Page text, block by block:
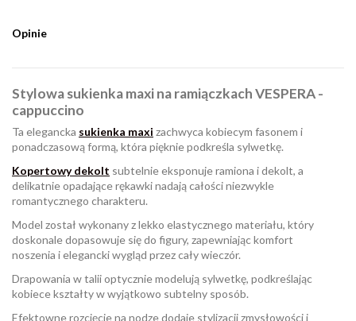
Opinie
Stylowa sukienka maxi na ramiączkach VESPERA -
cappuccino
Ta elegancka sukienka maxi zachwyca kobiecym fasonem i
ponadczasową formą, która pięknie podkreśla sylwetkę.
Kopertowy dekolt subtelnie eksponuje ramiona i dekolt, a
delikatnie opadające rękawki nadają całości niezwykle
romantycznego charakteru.
Model został wykonany z lekko elastycznego materiału, który
doskonale dopasowuje się do figury, zapewniając komfort
noszenia i elegancki wygląd przez cały wieczór.
Drapowania w talii optycznie modelują sylwetkę, podkreślając
kobiece kształty w wyjątkowo subtelny sposób.
Efektowne rozcięcie na nodze dodaje stylizacji zmysłowości i